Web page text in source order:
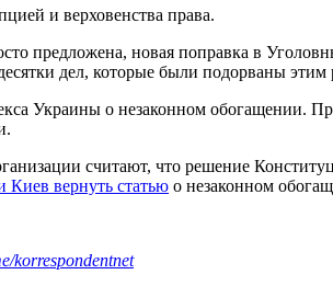
и верховенства права.
предложена, новая поправка в
дел, которые были подорваны
Украины о незаконном обогащении.
считают, что решение
вернуть статью о незаконном
korrespondentnet